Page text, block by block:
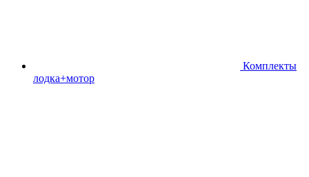
Комплекты
лодка+мотор